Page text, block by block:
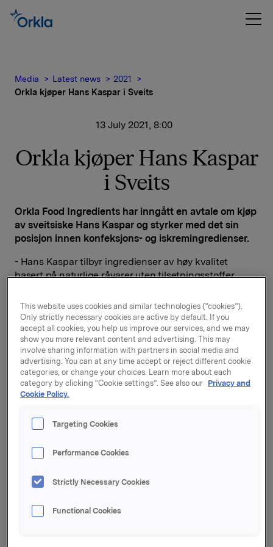
Media Latest news
2021
Orkla kjøper Hans Kaspar i Sveits
13 July 2021, 8:00
Orkla kjøper Hans Kaspar
i Sveits
Orkla Food Ingredients har inngått en avtale om kjøp
av sveitsiske Hans Kaspar og styrker med det sin
posisjon innen konfeksjons- og iskremingredienser.
- Hans Kaspar tilbyr ingredienser av høy kvalitet
basert på naturlige råvarer uten tilsetningsstoffer,
historikk og godt renommé har selskapet veletablerte
kundeforhold med flere av Europas ledende sjokolade-
og iskremprodusenter. Hans Kaspar har en sterk
posisjon i et segment som Orkla kjenner godt gjennom
vår ingrediensvirksomhet, sier Orklas konsernsjef
Jaan Ivar Semlitsch.
Hans Kaspar er en ledende spesialist innen tilvirkning
Selskapet har hovedkontor og produksjonsfasiliteter
utenfor Zürich i Sveits. Over halvparten av selskapets
inntekter kommer fra internasjonalt salg.
Food Ingredients og blir en del av OV Group (tidligere
Candeco, Confection by Design og Cake Décor.
This website uses cookies and similar technologies (“cookies”).
Only strictly necessary cookies are active by default. If you
accept all cookies, you help us improve our services, and we may
show you more relevant content and advertising. This may
involve sharing information with partners in social media and
advertising. You can at any time accept or reject different cookie
categories, or change your choices. Learn more about each
category by clicking “Cookie settings”. See also our Privacy and
Cookie Policy.
Targeting Cookies
Performance Cookies
Strictly Necessary Cookies
Functional Cookies